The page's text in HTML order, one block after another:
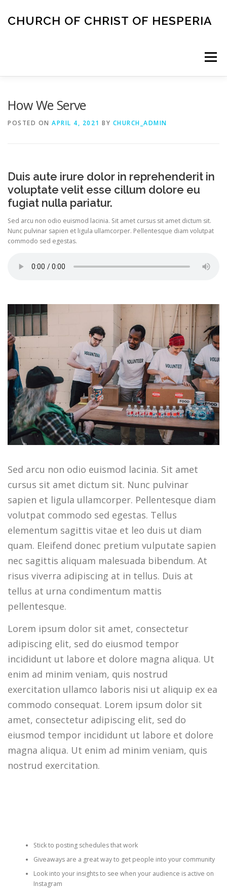
contentCHURCH OF CHRIST OF HESPERIA
Menu
How We Serve
POSTED ON APRIL 4, 2021 BY CHURCH_ADMIN
Duis aute irure dolor in reprehenderit in
voluptate velit esse cillum dolore eu
fugiat nulla pariatur.
Sed arcu non odio euismod lacinia. Sit amet cursus sit amet dictum sit.
Nunc pulvinar sapien et ligula ullamcorper. Pellentesque diam volutpat
commodo sed egestas.
Sed arcu non odio euismod lacinia. Sit amet
cursus sit amet dictum sit. Nunc pulvinar
sapien et ligula ullamcorper. Pellentesque diam
volutpat commodo sed egestas. Tellus
elementum sagittis vitae et leo duis ut diam
quam. Eleifend donec pretium vulputate sapien
nec sagittis aliquam malesuada bibendum. At
risus viverra adipiscing at in tellus. Duis at
tellus at urna condimentum mattis
pellentesque.
Lorem ipsum dolor sit amet, consectetur
adipiscing elit, sed do eiusmod tempor
incididunt ut labore et dolore magna aliqua. Ut
enim ad minim veniam, quis nostrud
exercitation ullamco laboris nisi ut aliquip ex ea
commodo consequat. Lorem ipsum dolor sit
amet, consectetur adipiscing elit, sed do
eiusmod tempor incididunt ut labore et dolore
magna aliqua. Ut enim ad minim veniam, quis
nostrud exercitation.
Stick to posting schedules that work
Giveaways are a great way to get people into your community
Look into your insights to see when your audience is active on
Instagram